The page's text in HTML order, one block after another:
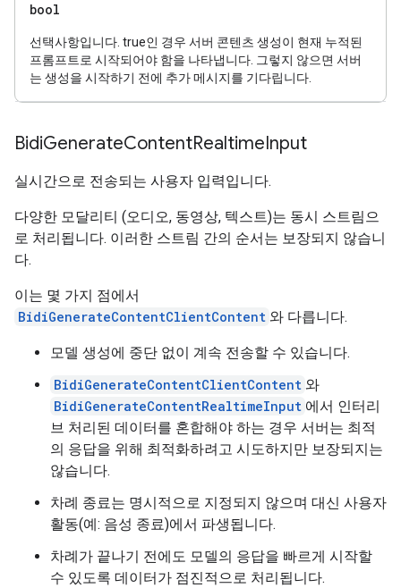
bool
선택사항입니다. true인 경우 서버 콘텐츠 생성이 현재 누적된
프롬프트로 시작되어야 함을 나타냅니다. 그렇지 않으면 서버
는 생성을 시작하기 전에 추가 메시지를 기다립니다.
BidiGenerateContentRealtimeInput
실시간으로 전송되는 사용자 입력입니다.
다양한 모달리티 (오디오, 동영상, 텍스트)는 동시 스트림으
로 처리됩니다. 이러한 스트림 간의 순서는 보장되지 않습니
다.
이는 몇 가지 점에서
BidiGenerateContentClientContent 와 다릅니다.
모델 생성에 중단 없이 계속 전송할 수 있습니다.
BidiGenerateContentClientContent 와
BidiGenerateContentRealtimeInput 에서 인터리
브 처리된 데이터를 혼합해야 하는 경우 서버는 최적
의 응답을 위해 최적화하려고 시도하지만 보장되지는
않습니다.
차례 종료는 명시적으로 지정되지 않으며 대신 사용자
활동(예: 음성 종료)에서 파생됩니다.
차례가 끝나기 전에도 모델의 응답을 빠르게 시작할
수 있도록 데이터가 점진적으로 처리됩니다.